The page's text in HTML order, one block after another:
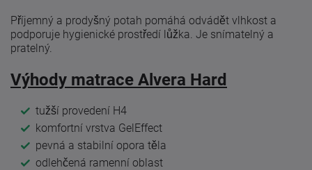
Příjemný a prodyšný potah pomáhá odvádět vlhkost a
podporuje hygienické prostředí lůžka. Je snímatelný a
pratelný.
Výhody matrace Alvera Hard
tužší provedení H4
komfortní vrstva GelEffect
pevná a stabilní opora těla
odlehčená ramenní oblast